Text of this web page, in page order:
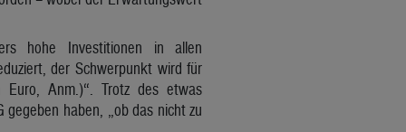
hohe Investitionen in allen
der Schwerpunkt wird für
Anm.)“. Trotz des etwas
haben, „ob das nicht zu